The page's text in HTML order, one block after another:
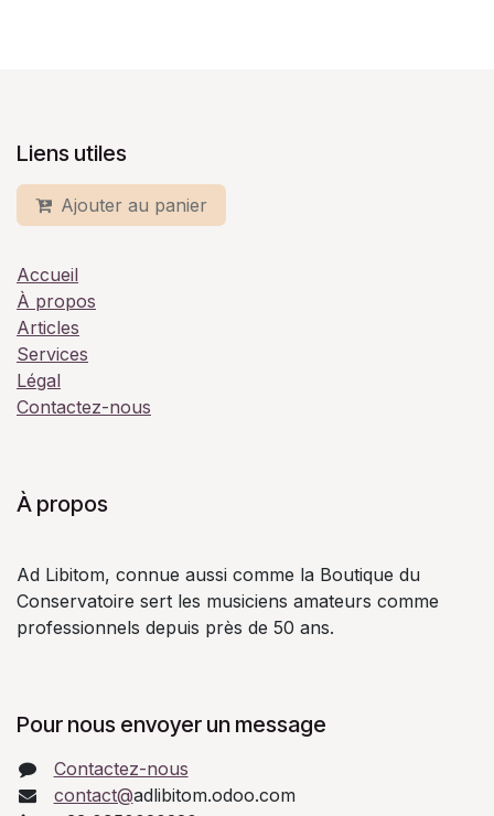
Liens utiles
Ajouter au panier
Accueil
À propos
Articles
Services
Légal
Contactez-nous
À propos
Ad Libitom, connue aussi comme la Boutique du
Conservatoire sert les musiciens amateurs comme
professionnels depuis près de 50 ans.
Pour nous envoyer un message
Contactez-nous
contact@adlibitom.odoo.com